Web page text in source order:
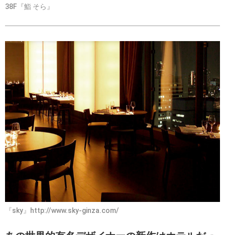
38F『鮨 そら』
『sky』http://www.sky-ginza.com/